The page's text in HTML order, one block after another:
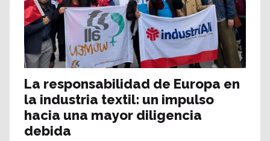
La responsabilidad de Europa en
la industria textil: un impulso
hacia una mayor diligencia
debida